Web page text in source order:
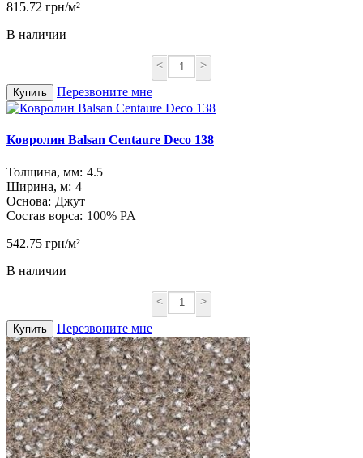
815.72 грн/м²
В наличии
< >
Купить Перезвоните мне
Ковролин Balsan Centaure Deco 138
Толщина, мм: 4.5
Ширина, м: 4
Основа: Джут
Состав ворса: 100% PA
542.75 грн/м²
В наличии
< >
Купить Перезвоните мне